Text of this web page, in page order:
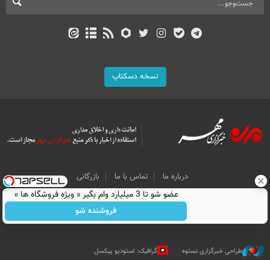
نسخه دسکتاپ
درباره ما تماس با ما
بازرگانی
All Content by Mehr News Agency is licensed under a Creative Commons
Attribution 4.0 International License.
طراحی خبرگزاری نستوه گرافیک: استودیو پیکسل
عضو شو تا 3 میلیارد وام بگیر « ویژه فروشگاه ها »
فروشنده شو